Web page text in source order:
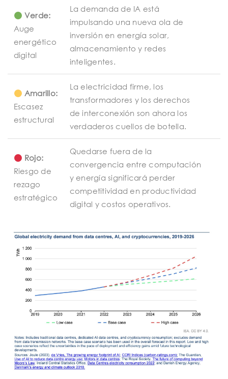
Verde:
Auge
energético
digital
La demanda de IA está
impulsando una nueva ola de
inversión en energía solar,
almacenamiento y redes
inteligentes.
Amarillo:
Escasez
estructural
La electricidad firme, los
transformadores y los derechos
de interconexión son ahora los
verdaderos cuellos de botella.
Rojo:
Riesgo de
rezago
estratégico
Quedarse fuera de la
convergencia entre computación
y energía significará perder
competitividad en productividad
digital y costos operativos.